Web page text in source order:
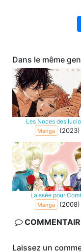
Dans le même
Les Noces des
Manga (2023)
Laissée pour
Manga (2008)
Laissez un